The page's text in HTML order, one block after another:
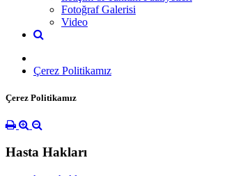
Fotoğraf Galerisi
Video
Çerez Politikamız
Çerez Politikamız
Hasta Hakları